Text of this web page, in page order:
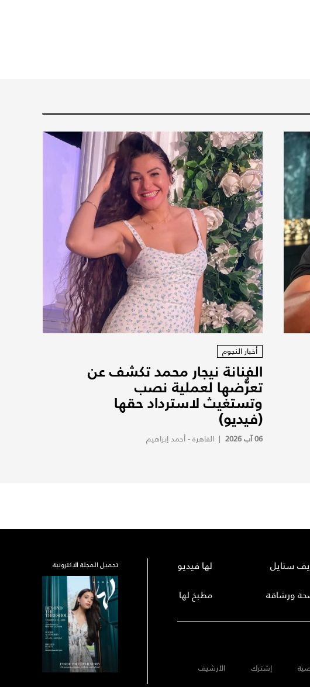
أخبار النجوم
الفنانة نيجار محمد تكشف عن
تعرُّضها لعملية نصب
وتستغيث لاسترداد حقها
(فيديو)
06 آب 2026 |القاهرة - أحمد إبراهيم
ستايل
ورشاقة
لها فيديو
مطبخ لها
إشترك الأرشيف
تحميل المجلة الاكترونية